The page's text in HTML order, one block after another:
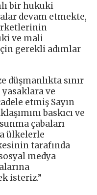
bir hukuki
devam etmekte,
ve mali
gerekli adımlar
sınır
ve
etmiş Sayın
baskıcı ve
çabaları
ülkelerle
tarafında
medya
isteriz.”